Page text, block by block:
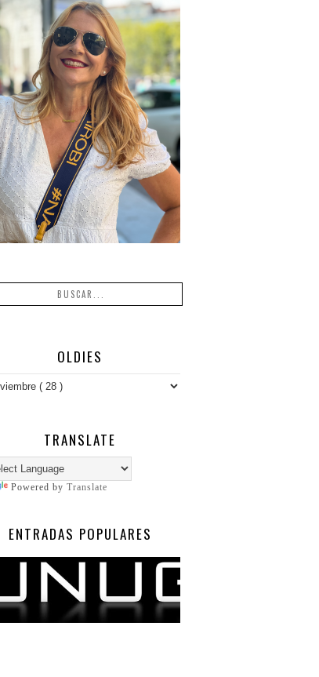
OLDIES
TRANSLATE
Powered by Translate
ENTRADAS POPULARES